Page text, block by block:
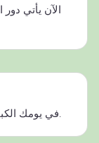
الآن يأتي
في يومك الكبير، اجلس واستمتع بسحر اجتيازك بنجاح باهر.